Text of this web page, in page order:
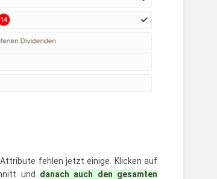
fehlen jetzt einige. Klicken auf
und danach auch den gesamten